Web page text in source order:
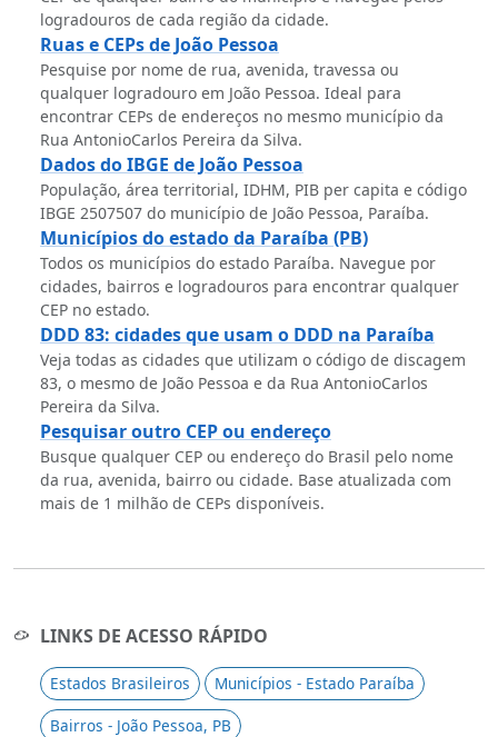
logradouros de cada região da cidade.
Ruas e CEPs de João Pessoa
Pesquise por nome de rua, avenida, travessa ou
qualquer logradouro em João Pessoa. Ideal para
encontrar CEPs de endereços no mesmo município da
Rua AntonioCarlos Pereira da Silva.
Dados do IBGE de João Pessoa
População, área territorial, IDHM, PIB per capita e código
IBGE 2507507 do município de João Pessoa, Paraíba.
Municípios do estado da Paraíba (PB)
Todos os municípios do estado Paraíba. Navegue por
cidades, bairros e logradouros para encontrar qualquer
CEP no estado.
DDD 83: cidades que usam o DDD na Paraíba
Veja todas as cidades que utilizam o código de discagem
83, o mesmo de João Pessoa e da Rua AntonioCarlos
Pereira da Silva.
Pesquisar outro CEP ou endereço
Busque qualquer CEP ou endereço do Brasil pelo nome
da rua, avenida, bairro ou cidade. Base atualizada com
mais de 1 milhão de CEPs disponíveis.
LINKS DE ACESSO RÁPIDO
Estados Brasileiros
Municípios - Estado Paraíba
Bairros - João Pessoa, PB